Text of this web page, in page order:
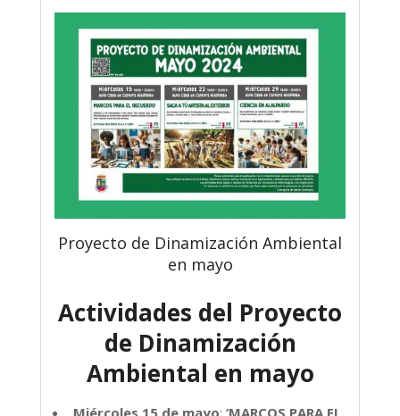
Proyecto de Dinamización Ambiental
en mayo
Actividades del Proyecto
de Dinamización
Ambiental en mayo
Miércoles 15 de mayo: ‘MARCOS PARA EL